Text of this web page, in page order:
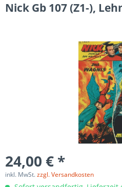
Nick Gb 107 (Z1-),
24,00 € *
inkl. MwSt.zzgl. Versandkosten